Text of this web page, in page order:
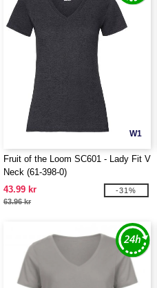
W1
Fruit of the Loom SC601 - Lady Fit V
Neck (61-398-0)
43.99 kr
63.96 kr
-31%